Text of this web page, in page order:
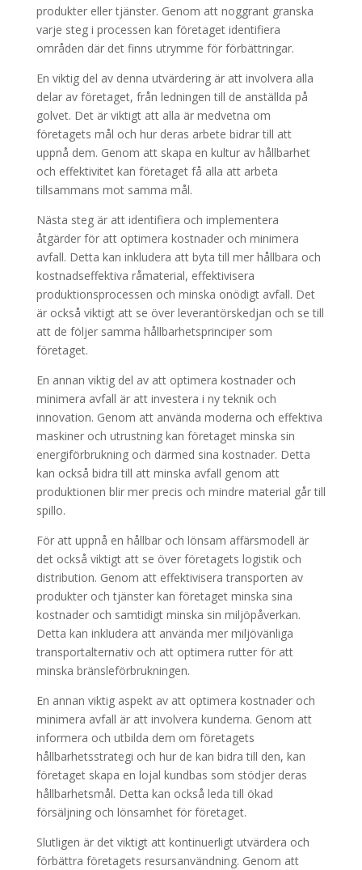
produkter eller tjänster. Genom att noggrant granska
varje steg i processen kan företaget identifiera
områden där det finns utrymme för förbättringar.
En viktig del av denna utvärdering är att involvera alla
delar av företaget, från ledningen till de anställda på
golvet. Det är viktigt att alla är medvetna om
företagets mål och hur deras arbete bidrar till att
uppnå dem. Genom att skapa en kultur av hållbarhet
och effektivitet kan företaget få alla att arbeta
tillsammans mot samma mål.
Nästa steg är att identifiera och implementera
åtgärder för att optimera kostnader och minimera
avfall. Detta kan inkludera att byta till mer hållbara och
kostnadseffektiva råmaterial, effektivisera
produktionsprocessen och minska onödigt avfall. Det
är också viktigt att se över leverantörskedjan och se till
att de följer samma hållbarhetsprinciper som
företaget.
En annan viktig del av att optimera kostnader och
minimera avfall är att investera i ny teknik och
innovation. Genom att använda moderna och effektiva
maskiner och utrustning kan företaget minska sin
energiförbrukning och därmed sina kostnader. Detta
kan också bidra till att minska avfall genom att
produktionen blir mer precis och mindre material går till
spillo.
För att uppnå en hållbar och lönsam affärsmodell är
det också viktigt att se över företagets logistik och
distribution. Genom att effektivisera transporten av
produkter och tjänster kan företaget minska sina
kostnader och samtidigt minska sin miljöpåverkan.
Detta kan inkludera att använda mer miljövänliga
transportalternativ och att optimera rutter för att
minska bränsleförbrukningen.
En annan viktig aspekt av att optimera kostnader och
minimera avfall är att involvera kunderna. Genom att
informera och utbilda dem om företagets
hållbarhetsstrategi och hur de kan bidra till den, kan
företaget skapa en lojal kundbas som stödjer deras
hållbarhetsmål. Detta kan också leda till ökad
försäljning och lönsamhet för företaget.
Slutligen är det viktigt att kontinuerligt utvärdera och
förbättra företagets resursanvändning. Genom att